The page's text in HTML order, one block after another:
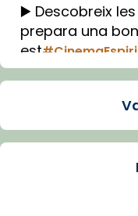
▶️ Descobreix
prepara una
est
Imatge: